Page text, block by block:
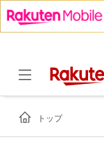
トップ